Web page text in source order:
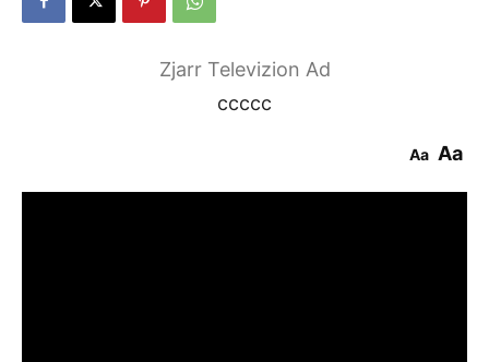
Zjarr Televizion Ad
ccccc
Aa Aa